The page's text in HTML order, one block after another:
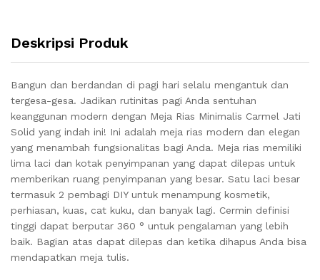
Deskripsi Produk
Bangun dan berdandan di pagi hari selalu mengantuk dan
tergesa-gesa. Jadikan rutinitas pagi Anda sentuhan
keanggunan modern dengan Meja Rias Minimalis Carmel Jati
Solid yang indah ini! Ini adalah meja rias modern dan elegan
yang menambah fungsionalitas bagi Anda. Meja rias memiliki
lima laci dan kotak penyimpanan yang dapat dilepas untuk
memberikan ruang penyimpanan yang besar. Satu laci besar
termasuk 2 pembagi DIY untuk menampung kosmetik,
perhiasan, kuas, cat kuku, dan banyak lagi. Cermin definisi
tinggi dapat berputar 360 ° untuk pengalaman yang lebih
baik. Bagian atas dapat dilepas dan ketika dihapus Anda bisa
mendapatkan meja tulis.